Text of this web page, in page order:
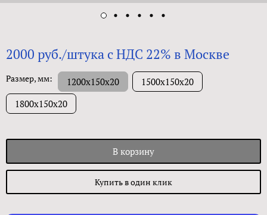
2000 руб./штука с НДС 22% в Москве
Размер, мм: 1200х150х20
1500х150х20
1800х150х20
В корзину
Купить в один клик